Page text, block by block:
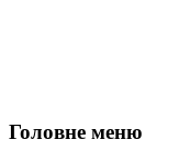
Головне меню